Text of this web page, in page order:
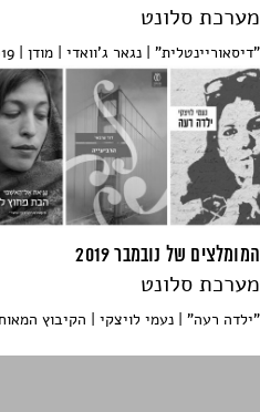
מערכת סלונט
"דיסאוריינטלית" | נגאר ג'וואדי | מודן | 2019 אשה צעירה יושבת...
המומלצים של נובמבר 2019
מערכת סלונט
"ילדה רעה" | נעמי לויצקי | הקיבוץ